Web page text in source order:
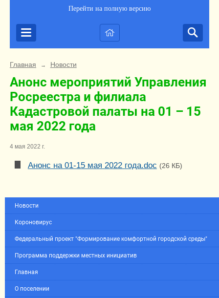
Перейти на полную версию
Главная → Новости
Анонс мероприятий Управления
Росреестра и филиала
Кадастровой палаты на 01 – 15
мая 2022 года
4 мая 2022 г.
Анонс на 01-15 мая 2022 года.doc (26 КБ)
Новости
Короновирус
Федеральный проект "Формирование комфортной городской среды"
Программа поддержки местных инициатив
Главная
О поселении